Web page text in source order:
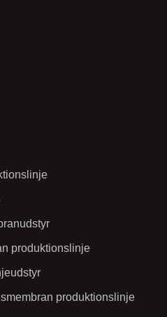
produktionslinje
produktionslinje